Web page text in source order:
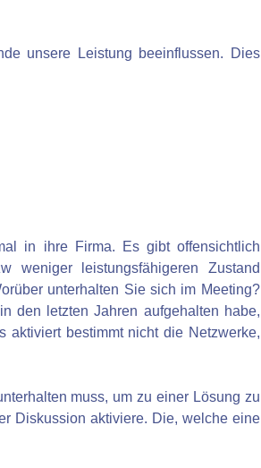
unsere Leistung beeinflussen. Dies
in ihre Firma. Es gibt offensichtlich
weniger leistungsfähigeren Zustand
unterhalten Sie sich im Meeting?
den letzten Jahren aufgehalten habe,
aktiviert bestimmt nicht die Netzwerke,
muss, um zu einer Lösung zu
Diskussion aktiviere. Die, welche eine